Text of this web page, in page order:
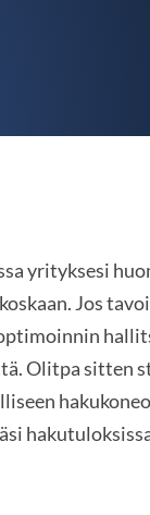
yrityksesi
Jos
Olitpa sitten